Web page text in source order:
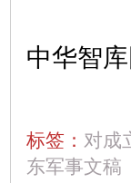
中华智
标签： 对成
东军事文稿